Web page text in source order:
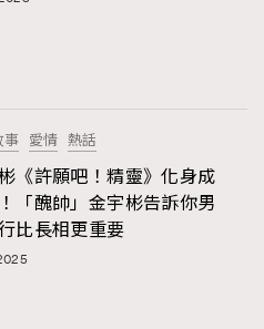
事 愛情 熱話
《許願吧！精靈》化身成
「醜帥」金宇彬告訴你男
比長相更重要